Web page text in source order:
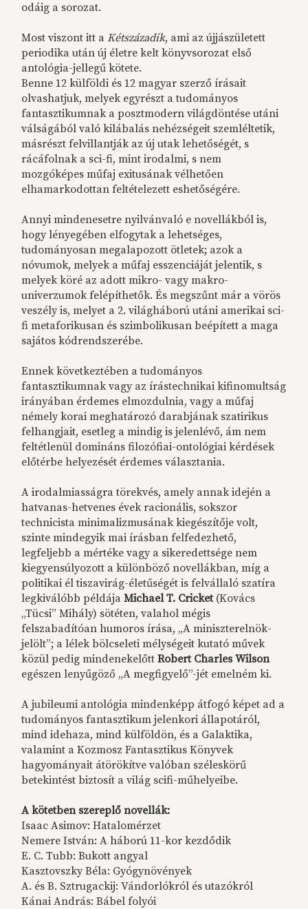
odáig a sorozat.
Most viszont itt aKétszázadik, ami az újjászületett
periodika után új életre kelt könyvsorozat első
antológia-jellegű kötete.
Benne 12 külföldi és 12 magyar szerző írásait
olvashatjuk, melyek egyrészt a tudományos
fantasztikumnak a posztmodern világdöntése utáni
válságából való kilábalás nehézségeit szemléltetik,
másrészt felvillantják az új utak lehetőségét, s
rácáfolnak a sci-fi, mint irodalmi, s nem
mozgóképes műfaj exitusának vélhetően
elhamarkodottan feltételezett eshetőségére.
Annyi mindenesetre nyilvánvaló e novellákból is,
hogy lényegében elfogytak a lehetséges,
tudományosan megalapozott ötletek; azok a
nóvumok, melyek a műfaj esszenciáját jelentik, s
melyek köré az adott mikro- vagy makro-
univerzumok felépíthetők. És megszűnt már a vörös
veszély is, melyet a 2. világháború utáni amerikai sci-
fi metaforikusan és szimbolikusan beépített a maga
sajátos kódrendszerébe.
Ennek következtében a tudományos
fantasztikumnak vagy az írástechnikai kifinomultság
irányában érdemes elmozdulnia, vagy a műfaj
némely korai meghatározó darabjának szatirikus
felhangjait, esetleg a mindig is jelenlévő, ám nem
feltétlenül domináns filozófiai-ontológiai kérdések
előtérbe helyezését érdemes választania.
A irodalmiasságra törekvés, amely annak idején a
hatvanas-hetvenes évek racionális, sokszor
technicista minimalizmusának kiegészítője volt,
szinte mindegyik mai írásban felfedezhető,
legfeljebb a mértéke vagy a sikeredettsége nem
kiegyensúlyozott a különböző novellákban, míg a
politikai él tiszavirág-életűségét is felvállaló szatíra
legkiválóbb példájaMichael T. Cricket (Kovács
„Tücsi” Mihály) sötéten, valahol mégis
felszabadítóan humoros írása, „A miniszterelnök-
jelölt”; a lélek bölcseleti mélységeit kutató művek
közül pedig mindenekelőttRobert Charles Wilson
egészen lenyűgöző „A megfigyelő”-jét emelném ki.
A jubileumi antológia mindenképp átfogó képet ad a
tudományos fantasztikum jelenkori állapotáról,
mind idehaza, mind külföldön, és a Galaktika,
valamint a Kozmosz Fantasztikus Könyvek
hagyományait átörökítve valóban széleskörű
betekintést biztosít a világ scifi-műhelyeibe.
A kötetben szereplő novellák:
Isaac Asimov: Hatalomérzet
Nemere István: A háború 11-kor kezdődik
E. C. Tubb: Bukott angyal
Kasztovszky Béla: Gyógynövények
A. és B. Sztrugackij: Vándorlókról és utazókról
Kánai András: Bábel folyói